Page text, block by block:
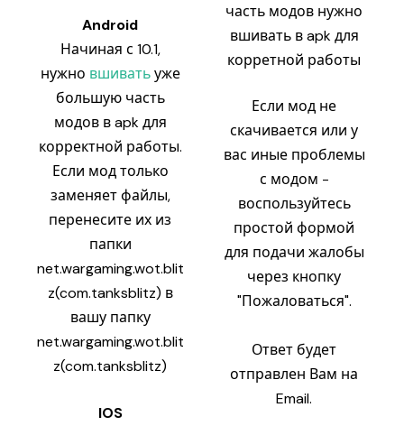
Android
Начиная с 10.1,
нужно вшиватьуже
большую часть
модов в apk для
корректной работы.
Если мод только
заменяет файлы,
перенесите их из
папки
net.wargaming.wot.blit
z(com.tanksblitz) в
вашу папку
net.wargaming.wot.blit
z(com.tanksblitz)
IOS
часть модов нужно
вшивать в apk для
корретной работы
Если мод не
скачивается или у
вас иные проблемы
с модом -
воспользуйтесь
простой формой
для подачи жалобы
через кнопку
"Пожаловаться".
Ответ будет
отправлен Вам на
Email.